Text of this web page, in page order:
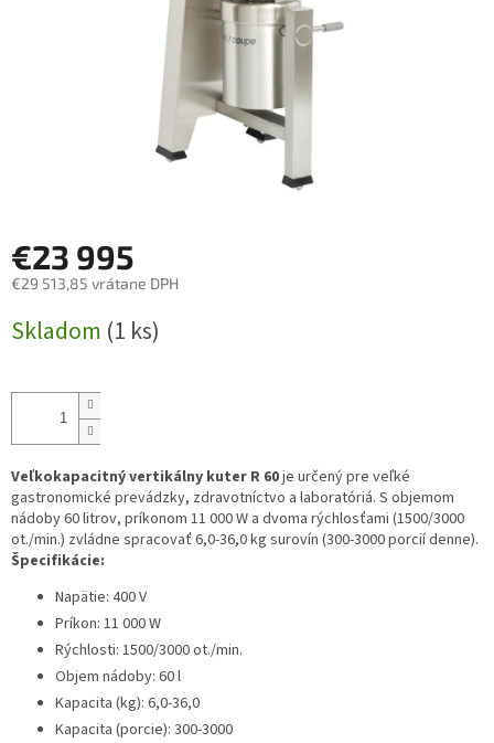
€23 995
€29 513,85 vrátane DPH
cena:
Skladom (1 ks)
Veľkokapacitný vertikálny kuter R 60je určený pre veľké
gastronomické prevádzky, zdravotníctvo a laboratóriá. S objemom
nádoby 60 litrov, príkonom 11 000 W a dvoma rýchlosťami (1500/3000
ot./min.) zvládne spracovať 6,0-36,0 kg surovín (300-3000 porcií denne).
Špecifikácie:
Napätie: 400 V
Príkon: 11 000 W
Rýchlosti: 1500/3000 ot./min.
Objem nádoby: 60 l
Kapacita (kg): 6,0-36,0
Kapacita (porcie): 300-3000